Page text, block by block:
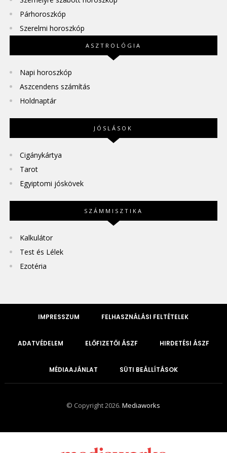
Párhoroszkóp
Szerelmi horoszkóp
ASZTROLÓGIA
Napi horoszkóp
Aszcendens számítás
Holdnaptár
JÓSLÁSOK
Cigánykártya
Tarot
Egyiptomi jóskövek
SZÁMMISZTIKA
Kalkulátor
Test és Lélek
Ezotéria
IMPRESSZUM FELHASZNÁLÁSI FELTÉTELEK
ADATVÉDELEM ELŐFIZETŐI ÁSZF HIRDETÉSI ÁSZF
MÉDIAAJÁNLAT SÜTI BEÁLLÍTÁSOK
© Copyright 2026.Mediaworks